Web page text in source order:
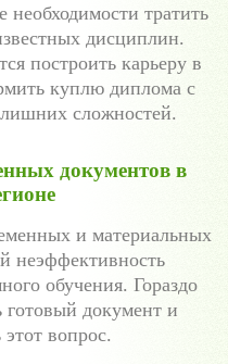
тратить
дисциплин.
построить карьеру в
куплю диплома с
лишних сложностей.
документов в
и материальных
неэффективность
обучения. Гораздо
готовый документ и
этот вопрос.